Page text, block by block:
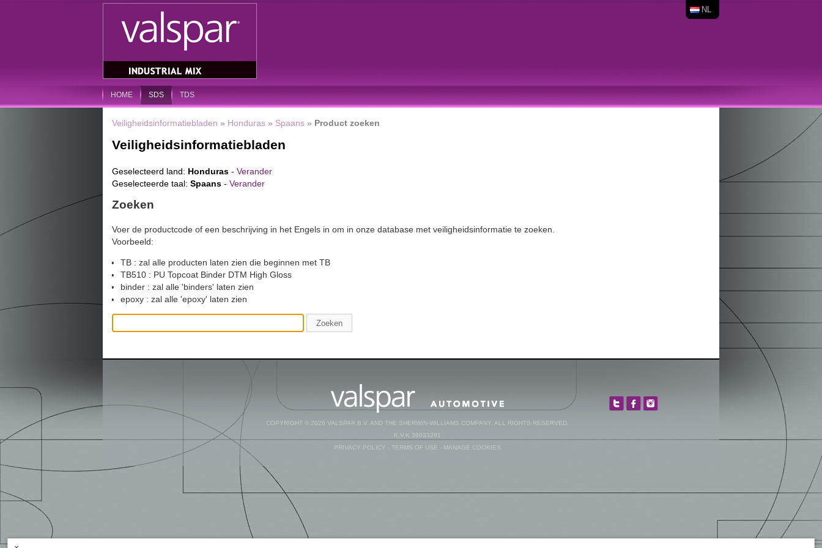
HOME SDS TDS
NL
Veiligheidsinformatiebladen » Honduras » Spaans » Product zoeken
Veiligheidsinformatiebladen
Geselecteerd land: Honduras - Verander
Geselecteerde taal: Spaans - Verander
Zoeken
Voer de productcode of een beschrijving in het Engels in om in onze database met veiligheidsinformatie te zoeken.
Voorbeeld:
TB : zal alle producten laten zien die beginnen met TB
TB510 : PU Topcoat Binder DTM High Gloss
binder : zal alle 'binders' laten zien
epoxy : zal alle 'epoxy' laten zien
Zoeken
COPYRIGHT © 2026 VALSPAR B.V. AND THE SHERWIN-WILLIAMS COMPANY. ALL RIGHTS RESERVED.
K.V.K 39033291
PRIVACY POLICY - TERMS OF USE - MANAGE COOKIES